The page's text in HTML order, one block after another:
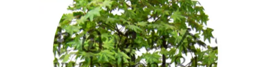
SITEMAP
ΠΟΛΙΤΙΚΉ